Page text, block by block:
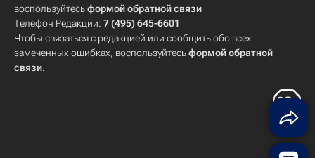
воспользуйтесьформой обратной связи
Телефон Редакции: 7 (495) 645-6601
Чтобы связаться с редакцией или сообщить обо всех
замеченных ошибках, воспользуйтесьформой обратной
связи.